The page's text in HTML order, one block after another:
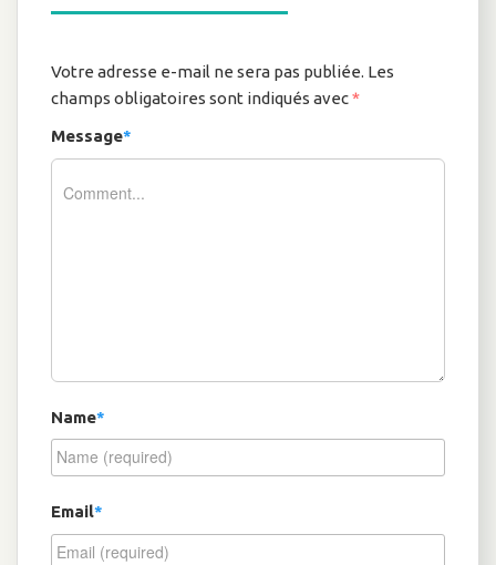
Votre adresse e-mail ne sera pas publiée. Les
champs obligatoires sont indiqués avec*
Message*
Name*
Email*